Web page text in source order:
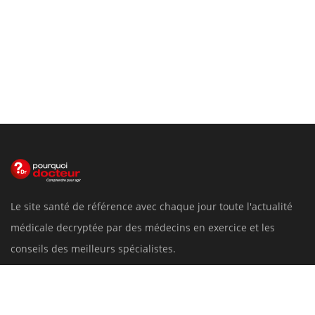
Le site santé de référence avec chaque jour toute l'actualité
médicale decryptée par des médecins en exercice et les
conseils des meilleurs spécialistes.